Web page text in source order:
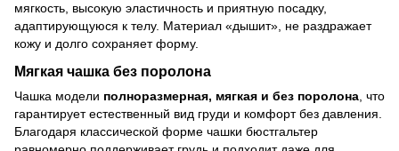
мягкость, высокую эластичность и приятную посадку,
адаптирующуюся к телу. Материал «дышит», не раздражает
кожу и долго сохраняет форму.
Мягкая чашка без поролона
Чашка модели полноразмерная, мягкая и без поролона , что
гарантирует естественный вид груди и комфорт без давления.
Благодаря классической форме чашки бюстгальтер